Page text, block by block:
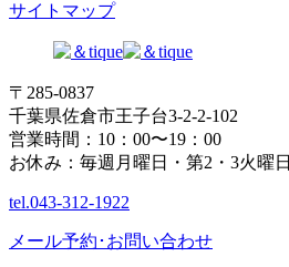
サイトマップ
〒285-0837
千葉県佐倉市王子台3-2-2-102
営業時間：10：00〜19：00
お休み：毎週月曜日・第2・3火曜日
tel.043-312-1922
メール予約･お問い合わせ